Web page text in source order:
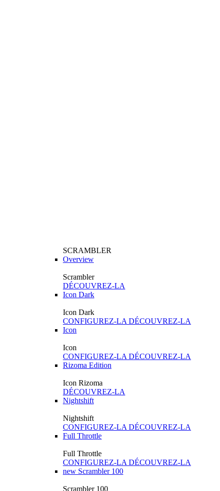
SCRAMBLER
Overview
Scrambler
DÉCOUVREZ-LA
Icon Dark
Icon Dark
CONFIGUREZ-LA DÉCOUVREZ-LA
Icon
Icon
CONFIGUREZ-LA DÉCOUVREZ-LA
Rizoma Edition
Icon Rizoma
DÉCOUVREZ-LA
Nightshift
Nightshift
CONFIGUREZ-LA DÉCOUVREZ-LA
Full Throttle
Full Throttle
CONFIGUREZ-LA DÉCOUVREZ-LA
new Scrambler 100
Scrambler 100